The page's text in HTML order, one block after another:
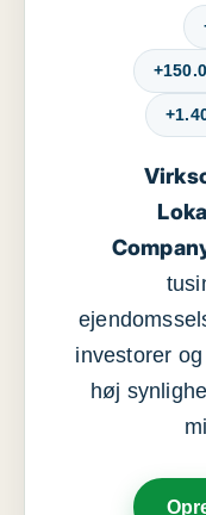
investorer
høj